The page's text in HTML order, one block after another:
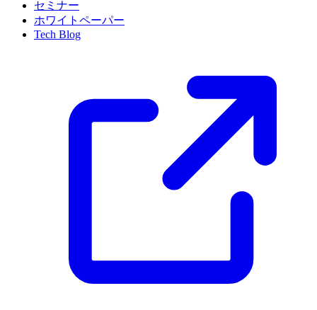
セミナー
ホワイトペーパー
Tech Blog